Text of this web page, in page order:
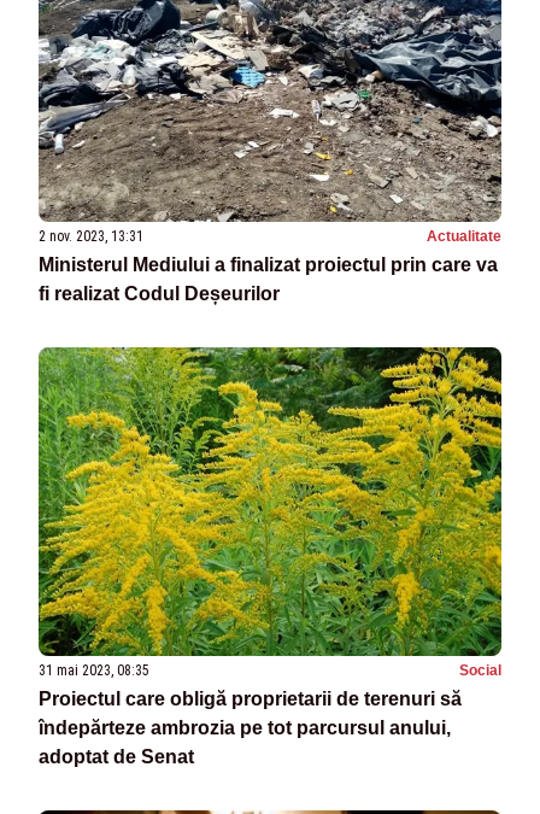
2 nov. 2023, 13:31 Actualitate
Ministerul Mediului a finalizat proiectul prin care va
fi realizat Codul Deșeurilor
31 mai 2023, 08:35 Social
Proiectul care obligă proprietarii de terenuri să
îndepărteze ambrozia pe tot parcursul anului,
adoptat de Senat